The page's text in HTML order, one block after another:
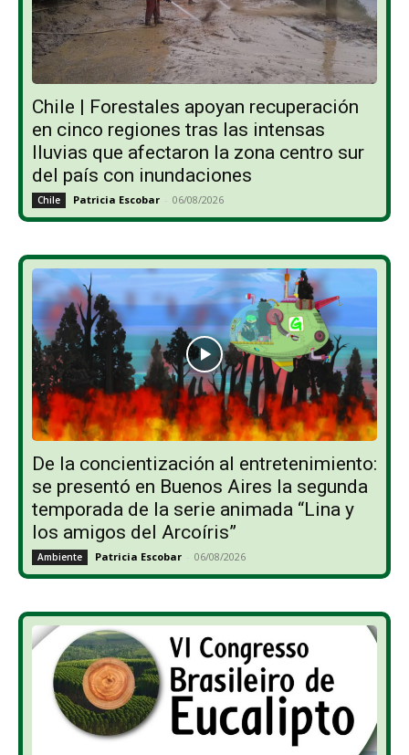
Chile | Forestales apoyan recuperación
en cinco regiones tras las intensas
lluvias que afectaron la zona centro sur
del país con inundaciones
Chile Patricia Escobar - 06/08/2026
De la concientización al entretenimiento:
se presentó en Buenos Aires la segunda
temporada de la serie animada “Lina y
los amigos del Arcoíris”
Ambiente Patricia Escobar - 06/08/2026